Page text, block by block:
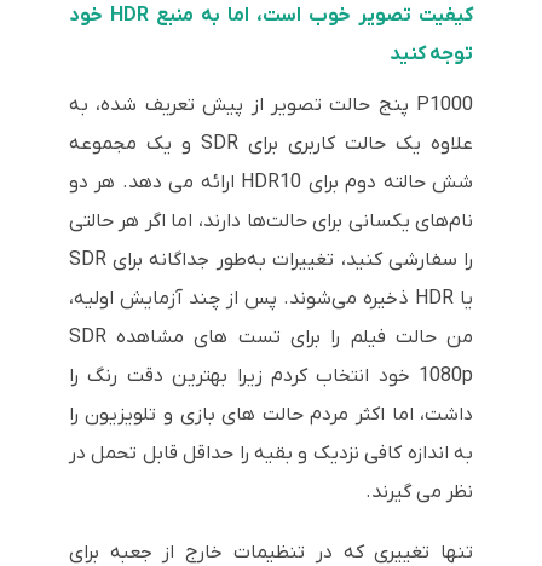
کیفیت تصویر خوب است، اما به منبع HDR خود
توجه کنید
P1000 پنج حالت تصویر از پیش تعریف شده، به
علاوه یک حالت کاربری برای SDR و یک مجموعه
شش حالته دوم برای HDR10 ارائه می دهد. هر دو
نام‌های یکسانی برای حالت‌ها دارند، اما اگر هر حالتی
را سفارشی کنید، تغییرات به‌طور جداگانه برای SDR
یا HDR ذخیره می‌شوند. پس از چند آزمایش اولیه،
من حالت فیلم را برای تست های مشاهده SDR
1080p خود انتخاب کردم زیرا بهترین دقت رنگ را
داشت، اما اکثر مردم حالت های بازی و تلویزیون را
به اندازه کافی نزدیک و بقیه را حداقل قابل تحمل در
نظر می گیرند.
تنها تغییری که در تنظیمات خارج از جعبه برای